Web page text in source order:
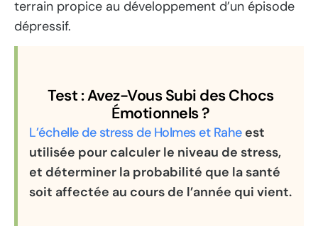
terrain propice au développement d’un épisode
dépressif.
Test : Avez-Vous Subi des Chocs
Émotionnels ?
L’échelle de stress de Holmes et Raheest
utilisée pour calculer le niveau de stress,
et déterminer la probabilité que la santé
soit affectée au cours de l’année qui vient.